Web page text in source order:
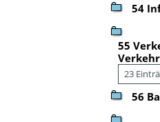
54
55
23
56